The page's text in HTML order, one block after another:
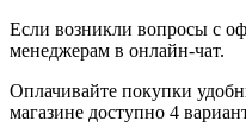
Если возникли вопросы с
менеджерам в онлайн-чат.
Оплачивайте покупки
магазине доступно 4